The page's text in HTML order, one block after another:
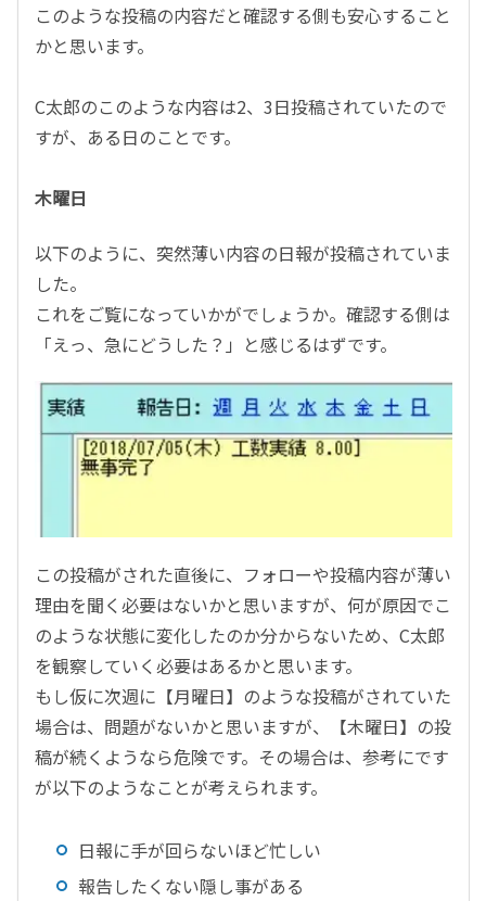
このような投稿の内容だと確認する側も安心すること
かと思います。
C太郎のこのような内容は2、3日投稿されていたので
すが、ある日のことです。
木曜日
以下のように、突然薄い内容の日報が投稿されていま
した。
これをご覧になっていかがでしょうか。確認する側は
「えっ、急にどうした？」と感じるはずです。
この投稿がされた直後に、フォローや投稿内容が薄い
理由を聞く必要はないかと思いますが、何が原因でこ
のような状態に変化したのか分からないため、C太郎
を観察していく必要はあるかと思います。
もし仮に次週に【月曜日】のような投稿がされていた
場合は、問題がないかと思いますが、【木曜日】の投
稿が続くようなら危険です。その場合は、参考にです
が以下のようなことが考えられます。
日報に手が回らないほど忙しい
報告したくない隠し事がある